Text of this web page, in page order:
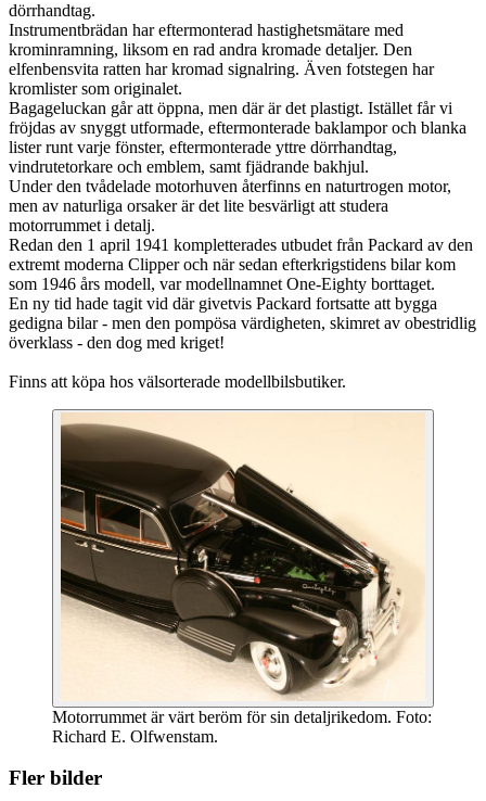
dörrhandtag.
Instrumentbrädan har eftermonterad hastighetsmätare med
krominramning, liksom en rad andra kromade detaljer. Den
elfenbensvita ratten har kromad signalring. Även fotstegen har
kromlister som originalet.
Bagageluckan går att öppna, men där är det plastigt. Istället får vi
fröjdas av snyggt utformade, eftermonterade baklampor och blanka
lister runt varje fönster, eftermonterade yttre dörrhandtag,
vindrutetorkare och emblem, samt fjädrande bakhjul.
Under den tvådelade motorhuven återfinns en naturtrogen motor,
men av naturliga orsaker är det lite besvärligt att studera
motorrummet i detalj.
Redan den 1 april 1941 kompletterades utbudet från Packard av den
extremt moderna Clipper och när sedan efterkrigstidens bilar kom
som 1946 års modell, var modellnamnet One-Eighty borttaget.
En ny tid hade tagit vid där givetvis Packard fortsatte att bygga
gedigna bilar - men den pompösa värdigheten, skimret av obestridlig
överklass - den dog med kriget!
Finns att köpa hos välsorterade modellbilsbutiker.
Motorrummet är värt beröm för sin detaljrikedom. Foto:
Richard E. Olfwenstam.
Fler bilder